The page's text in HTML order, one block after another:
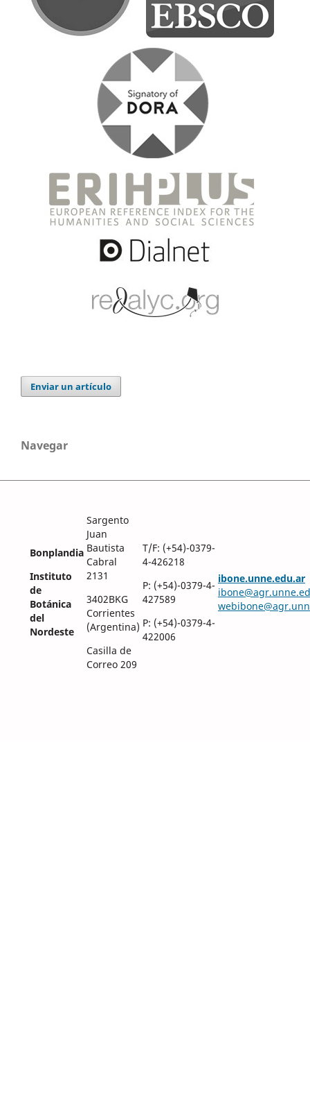
Enviar un artículo
Navegar
Bonplandia
Instituto
de
Botánica
del
Nordeste
Sargento
Juan
Bautista
Cabral
2131
3402BKG
Corrientes
(Argentina)
Casilla de
Correo 209
T/F: (+54)-0379-
4-426218
P: (+54)-0379-4-
427589
P: (+54)-0379-4-
422006
ibone.unne.edu.ar